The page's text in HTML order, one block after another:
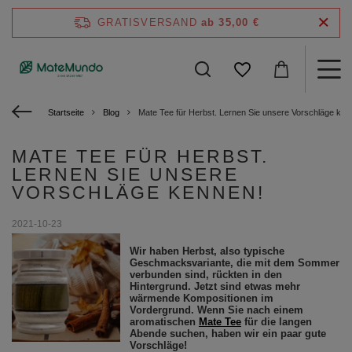
GRATISVERSAND ab 35,00 €
Startseite Blog Mate Tee für Herbst. Lernen Sie unsere Vorschläge
MATE TEE FÜR HERBST.
LERNEN SIE UNSERE
VORSCHLÄGE KENNEN!
2021-10-23
Wir haben Herbst, also typische
Geschmacksvariante, die mit dem Sommer
verbunden sind, rückten in den
Hintergrund. Jetzt sind etwas mehr
wärmende Kompositionen im
Vordergrund. Wenn Sie nach einem
aromatischen Mate Teefür die langen
Abende suchen, haben wir ein paar gute
Vorschläge!